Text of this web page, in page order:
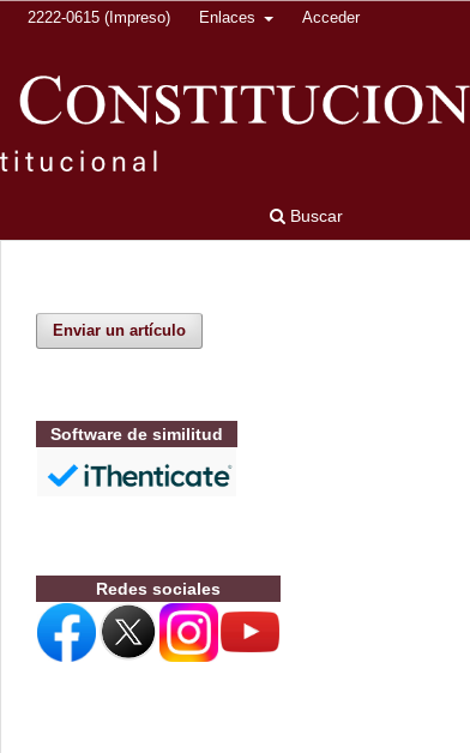
Buscar
2222-0615 (Impreso) Enlaces Acceder
Enviar un artículo
Software de similitud
Redes sociales